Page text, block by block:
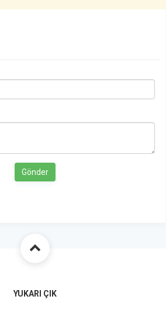
Gönder
YUKARI ÇIK